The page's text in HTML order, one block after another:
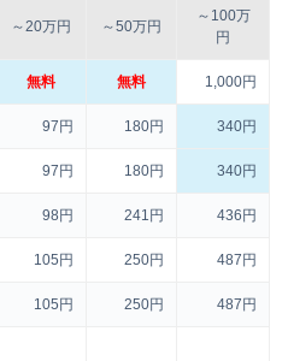
～20万円 ～50万円
～100万
円
無料 無料 1,000円
97円 180円 340円
97円 180円 340円
98円 241円 436円
105円 250円 487円
105円 250円 487円